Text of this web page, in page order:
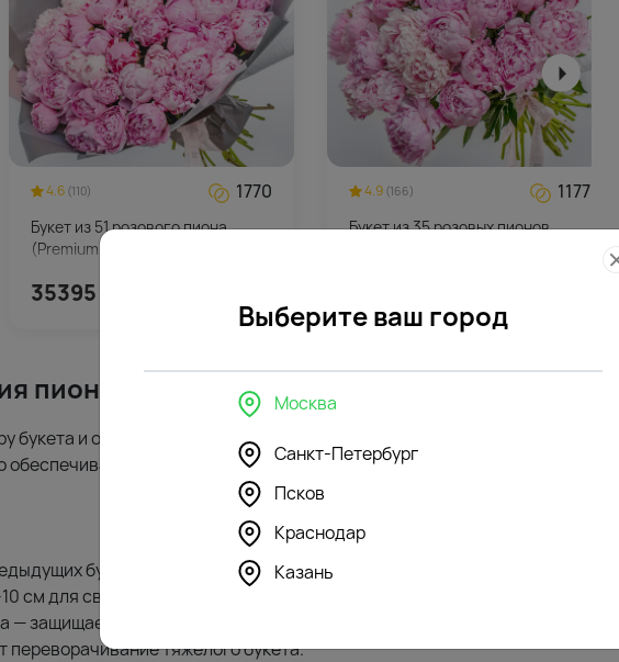
4.6 (110) 1770
Букет из 51 розового пиона
(Premium) в стильной упаковке
35395
4.9 (166) 1177
Букет из 35 розовых пионов
пионов
букета и обеспечивать устойчивость стеблей. Высота емкости
достаточное погружение в воду и предотвращает
букетов.
см для свободного размещения стеблей.
защищает воду от цветения на свету.
тяжелого букета.
Выберите ваш город
Москва
Санкт-Петербург
Псков
Краснодар
Казань